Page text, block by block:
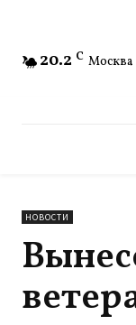
20.2 C Москва
НОВОСТИ